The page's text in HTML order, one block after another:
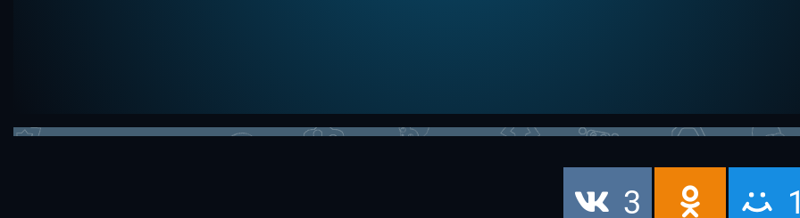
3